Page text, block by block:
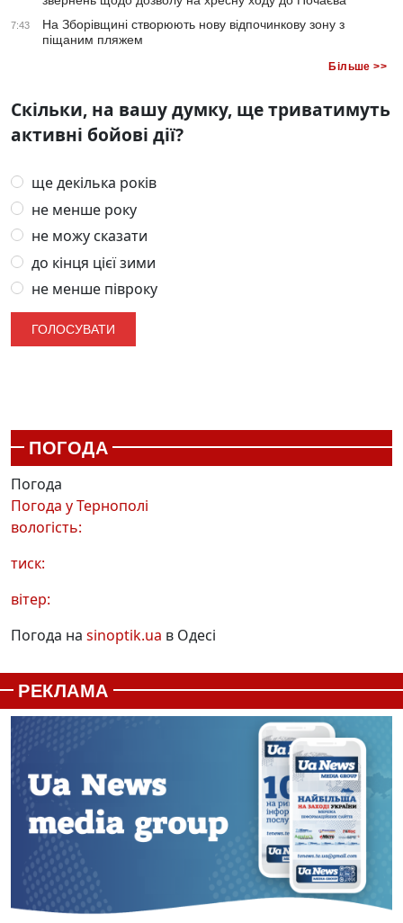
7:43
На Зборівщині створюють нову відпочинкову зону з
піщаним пляжем
Більше >>
Скільки, на вашу думку, ще триватимуть
активні бойові дії?
ще декілька років
не менше року
не можу сказати
до кінця цієї зими
не менше півроку
ПОГОДА
Погода
Погода уТернополі
вологість:
тиск:
вітер:
Погода на sinoptik.ua в Одесі
РЕКЛАМА